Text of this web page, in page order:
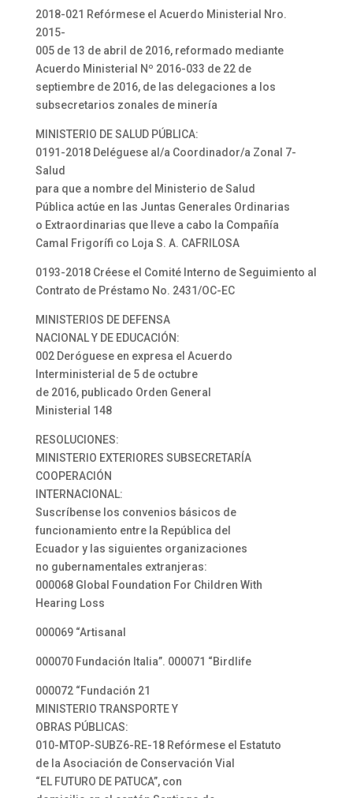
2018-021 Refórmese el Acuerdo Ministerial Nro.
2015-
005 de 13 de abril de 2016, reformado mediante
Acuerdo Ministerial Nº 2016-033 de 22 de
septiembre de 2016, de las delegaciones a los
subsecretarios zonales de minería
MINISTERIO DE SALUD PÚBLICA:
0191-2018 Deléguese al/a Coordinador/a Zonal 7-
Salud
para que a nombre del Ministerio de Salud
Pública actúe en las Juntas Generales Ordinarias
o Extraordinarias que lleve a cabo la Compañía
Camal Frigorífi co Loja S. A. CAFRILOSA
0193-2018 Créese el Comité Interno de Seguimiento al
Contrato de Préstamo No. 2431/OC-EC
MINISTERIOS DE DEFENSA
NACIONAL Y DE EDUCACIÓN:
002 Deróguese en expresa el Acuerdo
Interministerial de 5 de octubre
de 2016, publicado Orden General
Ministerial 148
RESOLUCIONES:
MINISTERIO EXTERIORES SUBSECRETARÍA
COOPERACIÓN
INTERNACIONAL:
Suscríbense los convenios básicos de
funcionamiento entre la República del
Ecuador y las siguientes organizaciones
no gubernamentales extranjeras:
000068 Global Foundation For Children With
Hearing Loss
000069 “Artisanal
000070 Fundación Italia”. 000071 “Birdlife
000072 “Fundación 21
MINISTERIO TRANSPORTE Y
OBRAS PÚBLICAS:
010-MTOP-SUBZ6-RE-18 Refórmese el Estatuto
de la Asociación de Conservación Vial
“EL FUTURO DE PATUCA”, con